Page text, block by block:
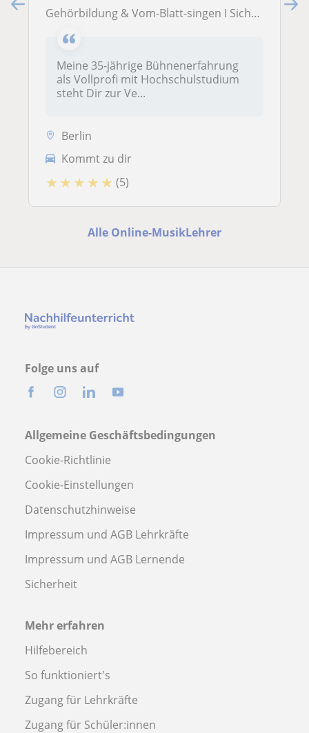
Gehörbildung & Vom-Blatt-singen I Sicherheit im Notenbild und in der eigenen Intonation
Meine 35-jährige Bühnenerfahrung
als Vollprofi mit Hochschulstudium
steht Dir zur Ve...
Berlin
Kommt zu dir
★ ★ ★ ★ ★ (5)
Alle Online-MusikLehrer
Folge uns auf
Allgemeine Geschäftsbedingungen
Cookie-Richtlinie
Cookie-Einstellungen
Datenschutzhinweise
Impressum und AGB Lehrkräfte
Impressum und AGB Lernende
Sicherheit
Mehr erfahren
Hilfebereich
So funktioniert's
Zugang für Lehrkräfte
Zugang für Schüler:innen